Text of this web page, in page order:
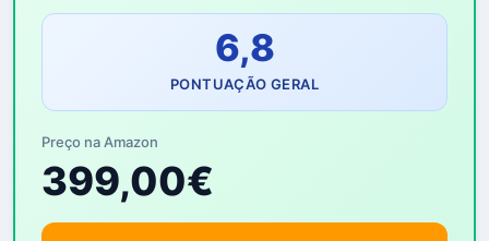
6,8
PONTUAÇÃO GERAL
Preço na Amazon
399,00€